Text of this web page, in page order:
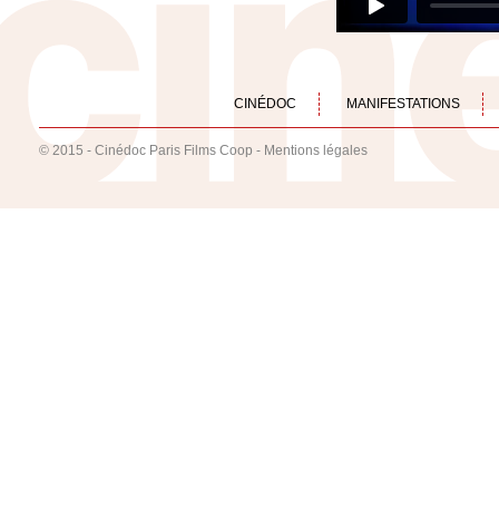
CINÉDOC MANIFESTATIONS
© 2015 - Cinédoc Paris Films Coop - Mentions légales